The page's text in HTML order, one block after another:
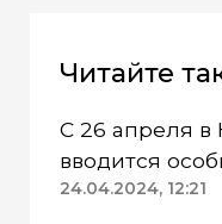
Читайте
С 26 апреля в
вводится
режим
24.04.2024, 12:21